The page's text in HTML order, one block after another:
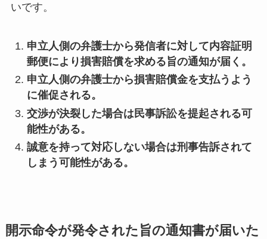
いです。
申立人側の弁護士から発信者に対して内容証明
郵便により損害賠償を求める旨の通知が届く。
申立人側の弁護士から損害賠償金を支払うよう
に催促される。
交渉が決裂した場合は民事訴訟を提起される可
能性がある。
誠意を持って対応しない場合は刑事告訴されて
しまう可能性がある。
開示命令が発令された旨の通知書が届いた